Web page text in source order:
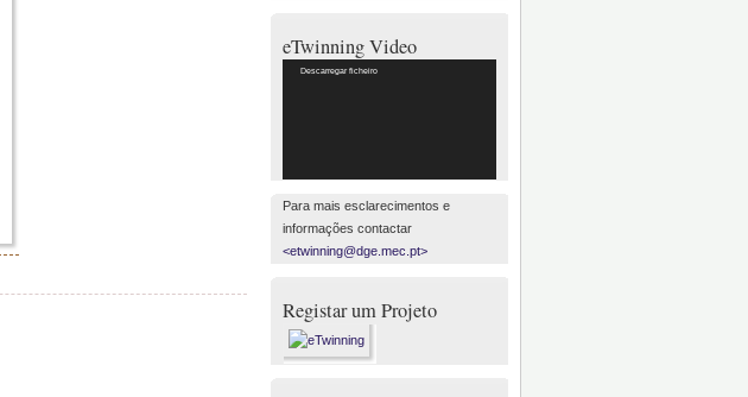
eTwinning Video
Reprodutor
Descarregar ficheiro
Para mais esclarecimentos e
informações contactar
<etwinning@dge.mec.pt>
Registar um Projeto